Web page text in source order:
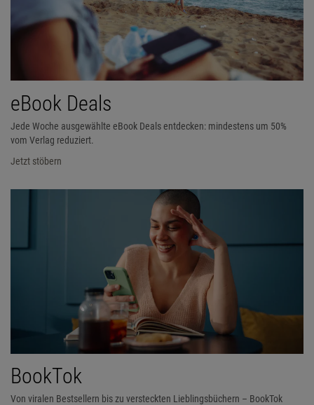
eBook Deals
Jede Woche ausgewählte eBook Deals entdecken: mindestens um 50%
vom Verlag reduziert.
Jetzt stöbern
BookTok
Von viralen Bestsellern bis zu versteckten Lieblingsbüchern – BookTok